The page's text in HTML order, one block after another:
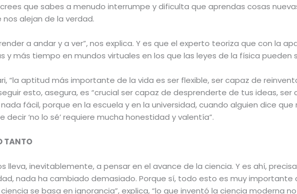
que sabes a menudo interrumpe y dificulta que aprendas cosas
alejan de la verdad.
a andar y a ver”, nos explica. Y es que el experto teoriza que con la
y más tiempo en mundos virtuales en los que las leyes de la física pueden
“la aptitud más importante de la vida es ser flexible, ser capaz de
esto, asegura, es “crucial ser capaz de desprenderte de tus ideas, ser
fácil, porque en la escuela y en la universidad, cuando alguien dice
‘no lo sé’ requiere mucha honestidad y valentía”.
TANTO
lleva, inevitablemente, a pensar en el avance de la ciencia. Y es ahí,
nada ha cambiado demasiado. Porque sí, todo esto es muy importante
se basa en ignorancia”, explica, “lo que inventó la ciencia moderna